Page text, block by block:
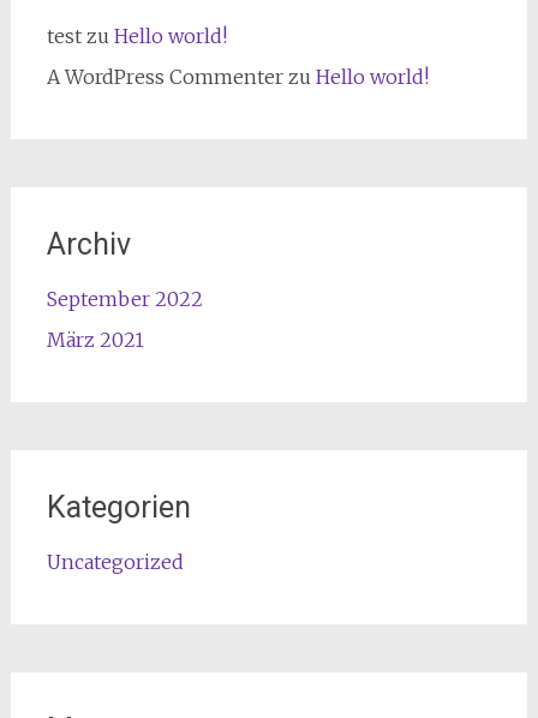
testzu Hello world!
A WordPress Commenterzu Hello world!
Archiv
September 2022
März 2021
Kategorien
Uncategorized